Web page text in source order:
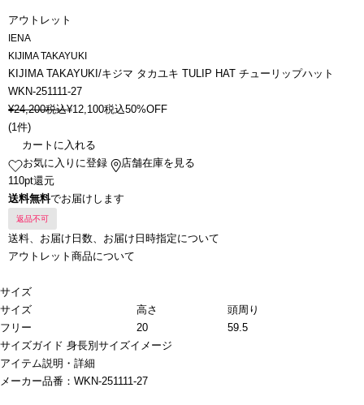
アウトレット
IENA
KIJIMA TAKAYUKI
KIJIMA TAKAYUKI/キジマ タカユキ TULIP HAT チューリップハット
WKN-251111-27
¥24,200税込¥12,100税込50%OFF
(1件)
カートに入れる
お気に入りに登録
店舗在庫を見る
110pt還元
送料無料でお届けします
返品不可
送料、お届け日数、お届け日時指定について
アウトレット商品について
サイズ
サイズ
高さ
頭周り
フリー
20
59.5
サイズガイド 身長別サイズイメージ
アイテム説明・詳細
メーカー品番：WKN-251111-27